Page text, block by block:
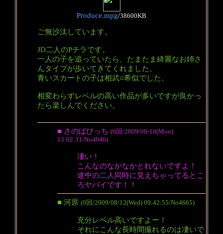
Produce.mpg/38600KB
ご無沙汰しています。
JD二人のPチラです。
一人の子を追っていたら、たまたま綺麗なお姉さ
んタイプが歩いてきてくれました。
青いスカートの子は相武○希似でした。
相変わらずレベルの高い作品が多いですが良かっ
たら楽しんでください。
■ さのばびっち (0回/2009/08/10(Mon)
13:02:31/No4646)
凄い！
こんなのなかなかとれないですよ！
途中の二人同時に見えちゃってるとこ
ろヤバイです！！
■ 河原 (0回/2009/08/12(Wed) 09:42:55/No4665)
充分レベル高いですよー！
それにこんな長時間撮れるのは凄いで